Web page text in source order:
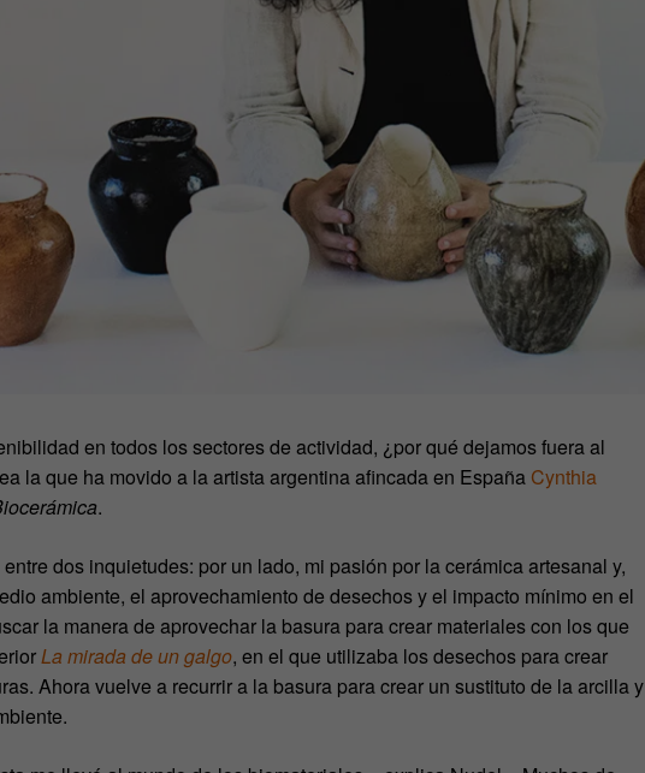
en todos los sectores de actividad, ¿por qué dejamos fuera al
la que ha movido a la artista argentina afincada en España Cynthia
.
dos inquietudes: por un lado, mi pasión por la cerámica artesanal y,
ambiente, el aprovechamiento de desechos y el impacto mínimo en el
la manera de aprovechar la basura para crear materiales con los que
La mirada de un galgo, en el que utilizaba los desechos para crear
Ahora vuelve a recurrir a la basura para crear un sustituto de la arcilla y